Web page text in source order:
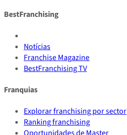
BestFranchising
Notícias
Franchise Magazine
BestFranchising TV
Franquias
Explorar franchising por sector
Ranking franchising